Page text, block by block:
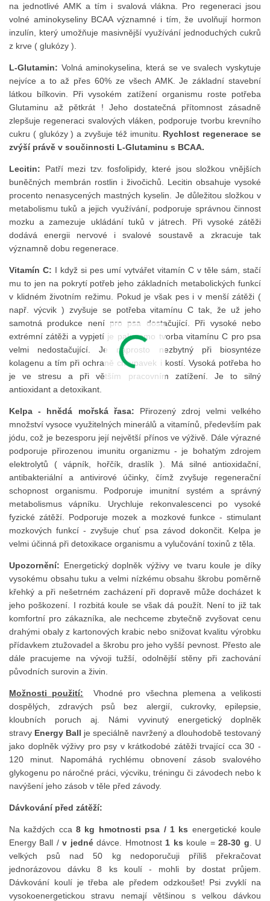
na jednotlivé AMK a tím i svalová vlákna. Pro regeneraci jsou
volné aminokyseliny BCAA významné i tím, že uvolňují hormon
inzulín, který umožňuje masivnější využívání jednoduchých cukrů
z krve ( glukózy ).
L-Glutamin: Volná aminokyselina, která se ve svalech vyskytuje
nejvíce a to až přes 60% ze všech AMK. Je základní stavební
látkou bílkovin. Při vysokém zatížení organismu roste potřeba
Glutaminu až pětkrát ! Jeho dostatečná přítomnost zásadně
zlepšuje regeneraci svalových vláken, podporuje tvorbu krevního
cukru ( glukózy ) a zvyšuje též imunitu. Rychlost regenerace se
zvýší právě v součinnosti L-Glutaminu s BCAA.
Lecitin: Patří mezi tzv. fosfolipidy, které jsou složkou vnějších
buněčných membrán rostlin i živočichů. Lecitin obsahuje vysoké
procento nenasycených mastných kyselin. Je důležitou složkou v
metabolismu tuků a jejich využívání, podporuje správnou činnost
mozku a zamezuje ukládání tuků v játrech. Při vysoké zátěži
dodává energii nervové i svalové soustavě a zkracuje tak
významně dobu regenerace.
Vitamín C: I když si pes umí vytvářet vitamín C v těle sám, stačí
mu to jen na pokrytí potřeb jeho základních metabolických funkcí
v klidném životním režimu. Pokud je však pes i v menší zátěži (
např. výcvik ) zvyšuje se potřeba vitamínu C tak, že už jeho
samotná produkce není pro psa dostačující. Při vysoké nebo
extrémní zátěži a vypjetí je pak samo tvorba vitamínu C pro psa
velmi nedostačující. Je naprosto nezbytný při biosyntéze
kolagenu a tím při ochraně chrupavek i kostí. Vysoká potřeba ho
je ve stresu a při větším pracovním zatížení. Je to silný
antioxidant a detoxikant.
Kelpa - hnědá mořská řasa: Přirozený zdroj velmi velkého
množství vysoce využitelných minerálů a vitamínů, především pak
jódu, což je bezesporu její největší přínos ve výživě. Dále výrazné
podporuje přirozenou imunitu organizmu - je bohatým zdrojem
elektrolytů ( vápník, hořčík, draslík ). Má silné antioxidační,
antibakteriální a antivirové účinky, čímž zvyšuje regenerační
schopnost organismu. Podporuje imunitní systém a správný
metabolismus vápníku. Urychluje rekonvalescenci po vysoké
fyzické zátěží. Podporuje mozek a mozkové funkce - stimulant
mozkových funkcí - zvyšuje chuť psa závod dokončit. Kelpa je
velmi účinná při detoxikace organismu a vylučování toxinů z těla.
Upozornění: Energetický doplněk výživy ve tvaru koule je díky
vysokému obsahu tuku a velmi nízkému obsahu škrobu poměrně
křehký a při nešetrném zacházení při dopravě může docházet k
jeho poškození. I rozbitá koule se však dá použít. Není to již tak
komfortní pro zákazníka, ale nechceme zbytečně zvyšovat cenu
drahými obaly z kartonových krabic nebo snižovat kvalitu výrobku
přídavkem ztužovadel a škrobu pro jeho vyšší pevnost. Přesto ale
dále pracujeme na vývoji tužší, odolnější stěny při zachování
původních surovin a živin.
Možnosti použití:
Vhodné pro všechna plemena a velikosti
dospělých, zdravých psů bez alergií, cukrovky, epilepsie,
kloubních poruch aj. Námi vyvinutý energetický doplněk
stravy Energy Ball je speciálně navržený a dlouhodobě testovaný
jako doplněk výživy pro psy v krátkodobé zátěži trvající cca 30 -
120 minut. Napomáhá rychlému obnovení zásob svalového
glykogenu po náročné práci, výcviku, tréningu či závodech nebo k
navýšení jeho zásob v těle před závody.
Dávkování před zátěží:
Na každých cca8 kg hmotnosti psa / 1 ks energetické koule
Energy Ball /v jednédávce. Hmotnost 1 ks koule =28-30 g . U
velkých psů nad 50 kg nedoporučuji příliš překračovat
jednorázovou dávku 8 ks koulí - mohli by dostat průjem.
Dávkování koulí je třeba ale předem odzkoušet! Psi zvyklí na
vysokoenergetickou stravu nemají většinou s velkou dávkou